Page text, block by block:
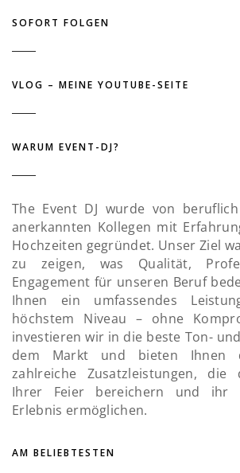
SOFORT FOLGEN
VLOG – MEINE YOUTUBE-SEITE
WARUM EVENT-DJ?
The Event DJ wurde von
anerkannten Kollegen mit
Hochzeiten gegründet. Unser Ziel
zu zeigen, was Qualität,
Engagement für unseren Beruf
Ihnen ein umfassendes
höchstem Niveau – ohne
investieren wir in die beste Ton-
dem Markt und bieten Ihnen
zahlreiche Zusatzleistungen, die
Ihrer Feier bereichern und ihr
Erlebnis ermöglichen.
AM BELIEBTESTEN